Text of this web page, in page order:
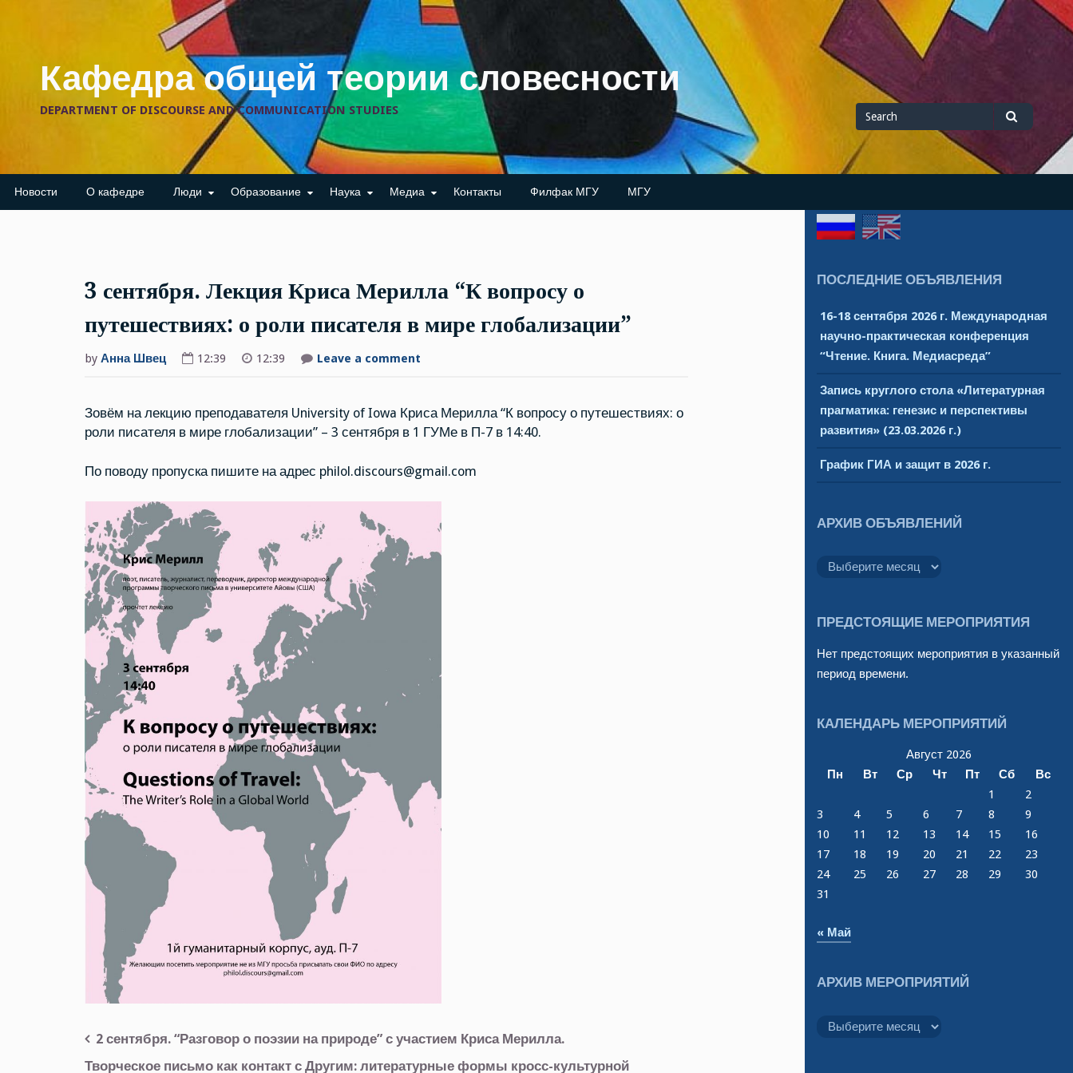
Кафедра общей теории словесности
DEPARTMENT OF DISCOURSE AND COMMUNICATION STUDIES
Search
for
Новости О кафедре Люди Образование Наука Медиа Контакты Филфак МГУ МГУ
3 сентября. Лекция Криса Мерилла “К вопросу о
путешествиях: о роли писателя в мире глобализации”
by Анна Швец 12:39 12:39 Leave a comment
Мерилла
“К
вопросу
о
роли
в
глобализации”
Зовём на лекцию преподавателя University of Iowa Криса Мерилла “К вопросу о путешествиях: о
роли писателя в мире глобализации” – 3 сентября в 1 ГУМе в П-7 в 14:40.
По поводу пропуска пишите на адрес philol.discours@gmail.com
Навигация
2 сентября. “Разговор о поэзии на природе” с участием Криса Мерилла.
Творческое письмо как контакт с Другим: литературные формы кросс-культурной
ПОСЛЕДНИЕ ОБЪЯВЛЕНИЯ
16-18 сентября 2026 г. Международная
научно-практическая конференция
“Чтение. Книга. Медиасреда”
Запись круглого стола «Литературная
прагматика: генезис и перспективы
развития» (23.03.2026 г.)
График ГИА и защит в 2026 г.
АРХИВ ОБЪЯВЛЕНИЙ
объявлений
ПРЕДСТОЯЩИЕ МЕРОПРИЯТИЯ
Нет предстоящих мероприятия в указанный
период времени.
КАЛЕНДАРЬ МЕРОПРИЯТИЙ
Август 2026
Пн
Вт Ср Чт Пт Сб
Вс
1
2
3
4 5 6 7 8
9
10
11 12 13 14 15
16
17
18 19 20 21 22
23
24
25 26 27 28 29
30
31
« Май
АРХИВ МЕРОПРИЯТИЙ
мероприятий